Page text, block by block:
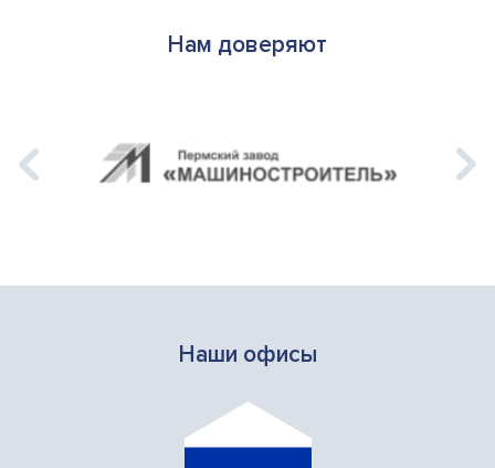
Нам доверяют
Наши офисы